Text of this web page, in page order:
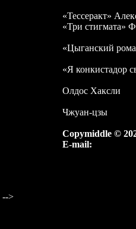
«Тессеракт»
«Три стигмата»
«Цыганский
«Я конкистадор
Олдос Хаксли
Чжуан-цзы
Copymiddle ©
E-mail:
-->